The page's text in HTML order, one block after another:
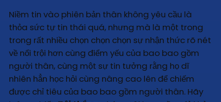
Niềm tin vào phiên bản thân không yêu cầu là
thỏa sức tự tin thái quá, nhưng mà là một trong
trong rất nhiều chọn chọn chọn sự nhận thức rõ nét
về nổi trội hơn cùng điểm yếu của bao bao gồm
người thân, cùng một sự tin tưởng rằng họ dĩ
nhiên hẳn học hỏi cùng nâng cao lên để chiếm
được chỉ tiêu của bao bao gồm người thân. Hãy